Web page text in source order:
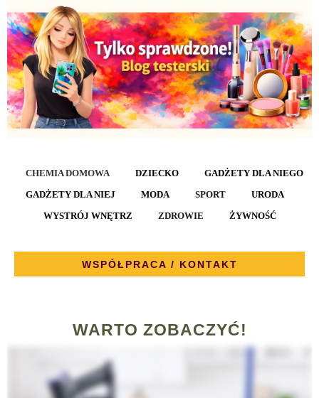
CHEMIA DOMOWA DZIECKO
GADŻETY DLA NIEGO
GADŻETY DLA NIEJ
MODA SPORT
URODA
WYSTRÓJ WNĘTRZ
ZDROWIE ŻYWNOŚĆ
WSPÓŁPRACA / KONTAKT
WARTO ZOBACZYĆ!